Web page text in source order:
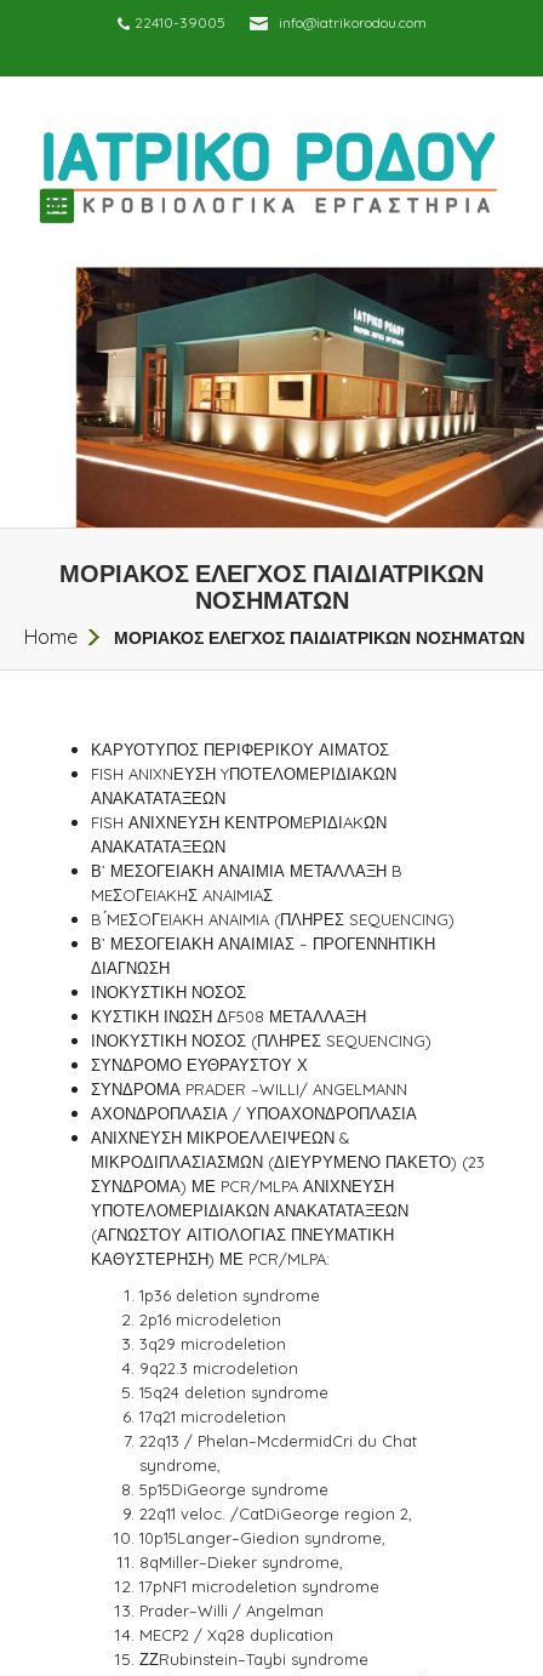
22410-39005 info@iatrikorodou.com
TOGGLE
NAVIGATION
ΜΟΡΙΑΚΟΣ ΕΛΕΓΧΟΣ ΠΑΙΔΙΑΤΡΙΚΩΝ
ΝΟΣΗΜΑΤΩΝ
Home ΜΟΡΙΑΚΟΣ ΕΛΕΓΧΟΣ ΠΑΙΔΙΑΤΡΙΚΩΝ ΝΟΣΗΜΑΤΩΝ
ΚΑΡΥΟΤΥΠΟΣ ΠΕΡΙΦΕΡΙΚΟΥ ΑΙΜΑΤΟΣ
FISH ANIXNΕΥΣΗ YΠΟΤΕΛΟΜΕΡΙΔΙΑΚΩΝ
ΑΝΑΚΑΤΑΤΑΞΕΩΝ
FISH ΑΝΙΧΝΕΥΣΗ ΚΕΝΤΡΟΜEΡΙΔΙAKΩΝ
ΑΝΑΚΑΤΑΤΑΞΕΩΝ
Β’ ΜΕΣΟΓΕΙΑΚΗ ΑΝΑΙΜΙΑ ΜΕΤΑΛΛΑΞΗ B
́MEΣOΓEIAKHΣ ANAIMIAΣ
B ́MEΣOΓEIAKH ANAIMIA (ΠΛΗΡΕΣ SEQUENCING)
Β’ ΜΕΣΟΓΕΙΑΚΗ ΑΝΑΙΜΙΑΣ – ΠΡΟΓΕΝΝΗΤΙΚΗ
ΔΙΑΓΝΩΣΗ
ΙΝΟΚΥΣΤΙΚΗ ΝΟΣΟΣ
ΚΥΣΤΙΚΗ ΙΝΩΣΗ ΔF508 ΜΕΤΑΛΛΑΞΗ
ΙΝΟΚΥΣΤΙΚΗ ΝΟΣΟΣ (ΠΛΗΡΕΣ SEQUENCING)
ΣΥΝΔΡΟΜΟ ΕΥΘΡΑΥΣΤΟΥ Χ
ΣΥΝΔΡΟΜΑ PRADER –WILLI/ ANGELMANN
ΑΧΟΝΔΡΟΠΛΑΣΙΑ / ΥΠΟΑΧΟΝΔΡΟΠΛΑΣΙΑ
ΑΝΙΧΝΕΥΣΗ ΜΙΚΡΟΕΛΛΕΙΨΕΩΝ &
ΜΙΚΡΟΔΙΠΛΑΣΙΑΣΜΩΝ (ΔΙΕΥΡΥΜΕΝΟ ΠΑΚΕΤΟ) (23
ΣΥΝΔΡΟΜΑ) ΜΕ PCR/MLPA ΑΝΙΧΝΕΥΣΗ
ΥΠΟΤΕΛΟΜΕΡΙΔΙΑΚΩΝ ΑΝΑΚΑΤΑΤΑΞΕΩΝ
(ΑΓΝΩΣΤΟΥ ΑΙΤΙΟΛΟΓΙΑΣ ΠΝΕΥΜΑΤΙΚΗ
ΚΑΘΥΣΤΕΡΗΣΗ) ΜΕ PCR/MLPA:
1p36 deletion syndrome
2p16 microdeletion
3q29 microdeletion
9q22.3 microdeletion
15q24 deletion syndrome
17q21 microdeletion
22q13 / Phelan–McdermidCri du Chat
syndrome,
5p15DiGeorge syndrome
22q11 veloc. /CatDiGeorge region 2,
10p15Langer–Giedion syndrome,
8qMiller–Dieker syndrome,
17pNF1 microdeletion syndrome
Prader–Willi / Angelman
MECP2 / Xq28 duplication
ΖΖRubinstein–Taybi syndrome